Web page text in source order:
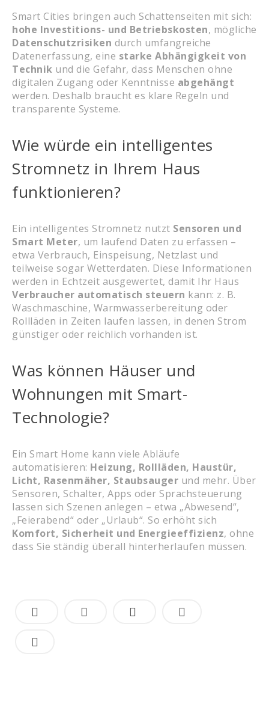
Smart Cities bringen auch Schattenseiten mit sich:
hohe Investitions- und Betriebskosten, mögliche
Datenschutzrisiken durch umfangreiche
Datenerfassung, eine starke Abhängigkeit von
Technik und die Gefahr, dass Menschen ohne
digitalen Zugang oder Kenntnisse abgehängt
werden. Deshalb braucht es klare Regeln und
transparente Systeme.
Wie würde ein intelligentes
Stromnetz in Ihrem Haus
funktionieren?
Ein intelligentes Stromnetz nutzt Sensoren und
Smart Meter, um laufend Daten zu erfassen –
etwa Verbrauch, Einspeisung, Netzlast und
teilweise sogar Wetterdaten. Diese Informationen
werden in Echtzeit ausgewertet, damit Ihr Haus
Verbraucher automatisch steuern kann: z. B.
Waschmaschine, Warmwasserbereitung oder
Rollläden in Zeiten laufen lassen, in denen Strom
günstiger oder reichlich vorhanden ist.
Was können Häuser und
Wohnungen mit Smart-
Technologie?
Ein Smart Home kann viele Abläufe
automatisieren: Heizung, Rollläden, Haustür,
Licht, Rasenmäher, Staubsauger und mehr. Über
Sensoren, Schalter, Apps oder Sprachsteuerung
lassen sich Szenen anlegen – etwa „Abwesend“,
„Feierabend“ oder „Urlaub“. So erhöht sich
Komfort, Sicherheit und Energieeffizienz, ohne
dass Sie ständig überall hinterherlaufen müssen.